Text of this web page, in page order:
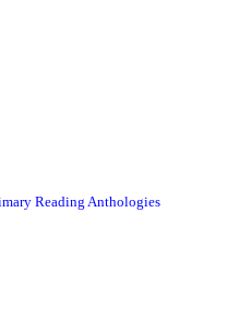
Reading Anthologies